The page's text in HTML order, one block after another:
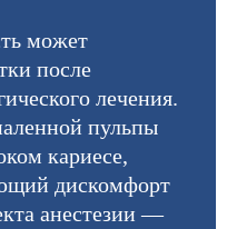
может
после
лечения.
пульпы
кариесе,
дискомфорт
анестезии —